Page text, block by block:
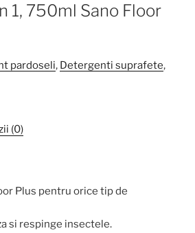
1, 750ml Sano Floor
pardoseli, Detergenti suprafete,
(0)
Plus pentru orice tip de
si respinge insectele.